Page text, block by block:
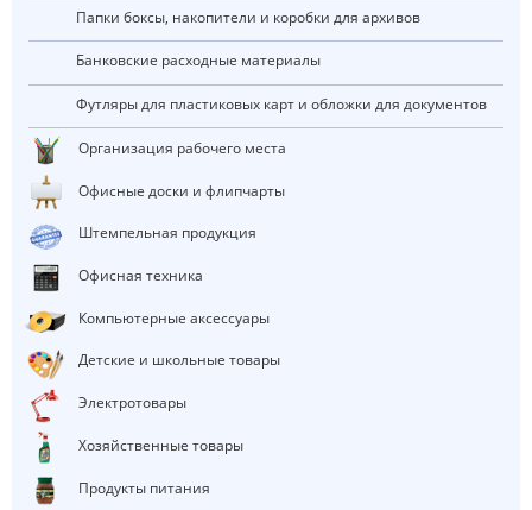
Папки боксы, накопители и коробки для архивов
Банковские расходные материалы
Футляры для пластиковых карт и обложки для документов
Организация рабочего места
Офисные доски и флипчарты
Штемпельная продукция
Офисная техника
Компьютерные аксессуары
Детские и школьные товары
Электротовары
Хозяйственные товары
Продукты питания